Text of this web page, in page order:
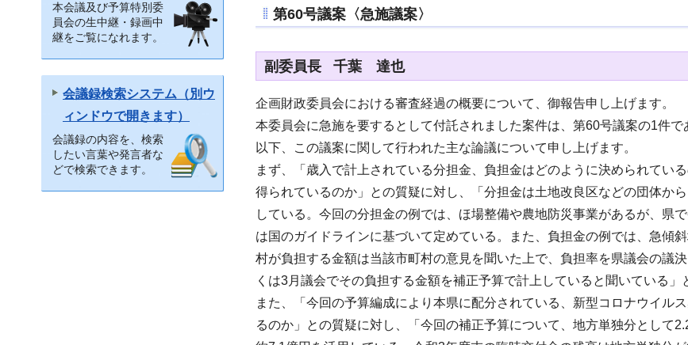
本会議及び予算特別委
員会の生中継・録画中
継をご覧になれます。
会議録検索システム（別ウ
ィンドウで開きます）
会議録の内容を、検索
したい言葉や発言者な
どで検索できます。
第60号議案〈急施議案〉
副委員長 千葉 達也
企画財政委員会における審査経過の概要について、御報告申し上げます。
本委員会に急施を要するとして付託されました案件は、第60号議案の1件で
以下、この議案に関して行われた主な論議について申し上げます。
まず、「歳入で計上されている分担金、負担金はどのように決められてい
得られているのか」との質疑に対し、「分担金は土地改良区などの団体か
している。今回の分担金の例では、ほ場整備や農地防災事業があるが、県
は国のガイドラインに基づいて定めている。また、負担金の例では、急傾
村が負担する金額は当該市町村の意見を聞いた上で、負担率を県議会の議
くは3月議会でその負担する金額を補正予算で計上していると聞いている」
また、「今回の予算編成により本県に配分されている、新型コロナウイル
るのか」との質疑に対し、「今回の補正予算について、地方単独分として